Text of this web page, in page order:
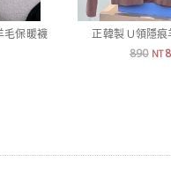
毛保暖襪
正韓製 U領隱痕
890 NT